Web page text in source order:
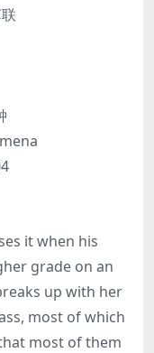
it when his
grade on an
up with her
most of which
most of them